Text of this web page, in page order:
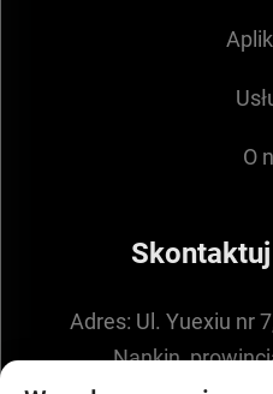
O
Adres: Ul. Yuexiu nr
Nankin,
E-mail: